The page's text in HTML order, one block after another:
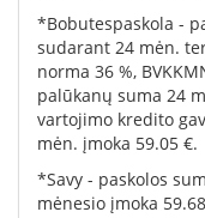
*Bobutespaskola -
sudarant 24 mėn.
norma 36 %,
palūkanų suma 24
vartojimo kredito
mėn. įmoka 59.05 €.
*Savy - paskolos
mėnesio įmoka